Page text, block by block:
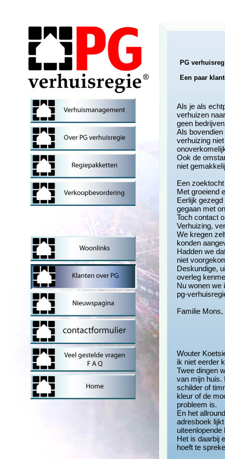
Wouter
ik niet eerder
Twee dingen
van mijn huis.
schilder of
kleur of de
probleem is.
En het
adresboek
Het is daarbij
hoeft te
Als je als
verhuizen
geen
Als
verhuizing
Ook de
niet
Een
Met groeiend
Eerlijk
gegaan met
Toch contact
Verhuizing,
We kregen
konden
Hadden we
niet
Deskundige,
overleg
Nu wonen we
pg-
Familie
PG
Een paar